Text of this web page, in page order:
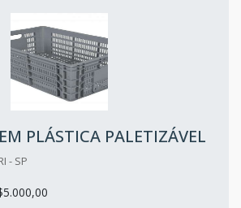
PLÁSTICA PALETIZÁVEL
- SP